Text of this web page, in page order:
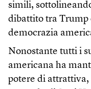
simili,
dibattito tra Trump
democrazia
Nonostante tutti i
americana ha
potere di